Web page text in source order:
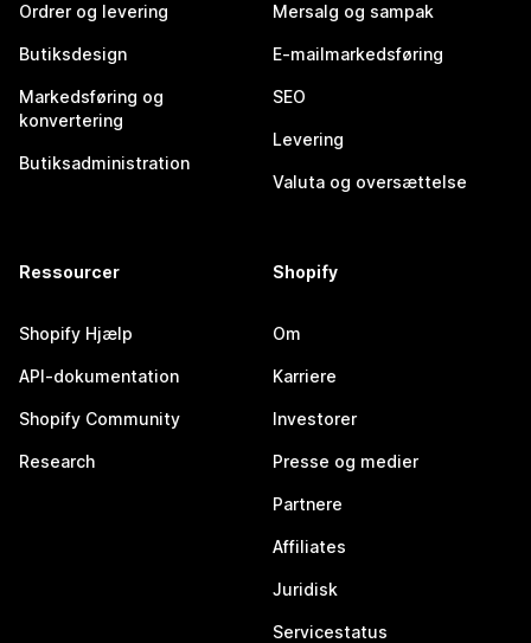
Ordrer og levering
Butiksdesign
Markedsføring og
konvertering
Butiksadministration
Mersalg og sampak
E-mailmarkedsføring
SEO
Levering
Valuta og oversættelse
Ressourcer
Shopify Hjælp
API-dokumentation
Shopify Community
Research
Shopify
Om
Karriere
Investorer
Presse og medier
Partnere
Affiliates
Juridisk
Servicestatus